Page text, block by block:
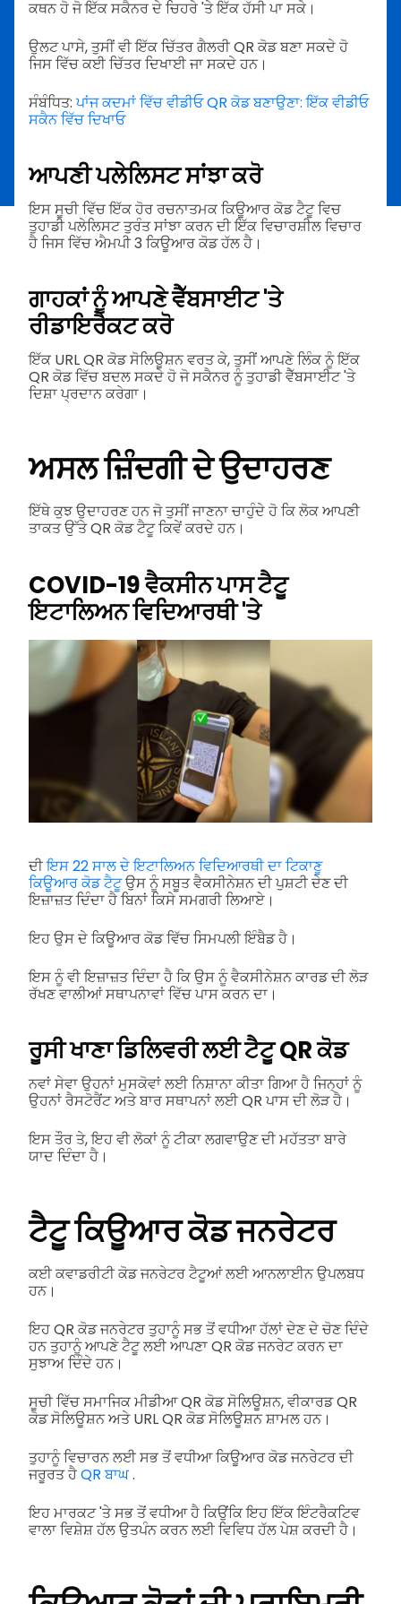
ਕਥਨ ਹੋ ਜੋ ਇੱਕ ਸਕੈਨਰ ਦੇ ਚਿਹਰੇ 'ਤੇ ਇੱਕ ਹੱਸੀ ਪਾ ਸਕੇ।
ਉਲਟ ਪਾਸੇ, ਤੁਸੀਂ ਵੀ ਇੱਕ ਚਿੱਤਰ ਗੈਲਰੀ QR ਕੋਡ ਬਣਾ ਸਕਦੇ ਹੋ
ਜਿਸ ਵਿੱਚ ਕਈ ਚਿੱਤਰ ਦਿਖਾਈ ਜਾ ਸਕਦੇ ਹਨ।
ਸੰਬੰਧਿਤ:ਪਾਂਜ ਕਦਮਾਂ ਵਿੱਚ ਵੀਡੀਓ QR ਕੋਡ ਬਣਾਉਣਾ: ਇੱਕ ਵੀਡੀਓ
ਸਕੈਨ ਵਿੱਚ ਦਿਖਾਓ
ਆਪਣੀ ਪਲੇਲਿਸਟ ਸਾਂਝਾ ਕਰੋ
ਇਸ ਸੂਚੀ ਵਿੱਚ ਇੱਕ ਹੋਰ ਰਚਨਾਤਮਕ ਕਿਊਆਰ ਕੋਡ ਟੈਟੂ ਵਿਚ
ਤੁਹਾਡੀ ਪਲੇਲਿਸਟ ਤੁਰੰਤ ਸਾਂਝਾ ਕਰਨ ਦੀ ਇੱਕ ਵਿਚਾਰਸ਼ੀਲ ਵਿਚਾਰ
ਹੈ ਜਿਸ ਵਿੱਚ ਐਮਪੀ 3 ਕਿਊਆਰ ਕੋਡ ਹੱਲ ਹੈ।
ਗਾਹਕਾਂ ਨੂੰ ਆਪਣੇ ਵੈੱਬਸਾਈਟ 'ਤੇ
ਰੀਡਾਇਰੈਕਟ ਕਰੋ
ਇੱਕ URL QR ਕੋਡ ਸੋਲਿਊਸ਼ਨ ਵਰਤ ਕੇ, ਤੁਸੀਂ ਆਪਣੇ ਲਿੰਕ ਨੂੰ ਇੱਕ
QR ਕੋਡ ਵਿੱਚ ਬਦਲ ਸਕਦੇ ਹੋ ਜੋ ਸਕੈਨਰ ਨੂੰ ਤੁਹਾਡੀ ਵੈੱਬਸਾਈਟ 'ਤੇ
ਦਿਸ਼ਾ ਪ੍ਰਦਾਨ ਕਰੇਗਾ।
ਅਸਲ ਜ਼ਿੰਦਗੀ ਦੇ ਉਦਾਹਰਣ
ਇੱਥੇ ਕੁਝ ਉਦਾਹਰਣ ਹਨ ਜੋ ਤੁਸੀਂ ਜਾਣਨਾ ਚਾਹੁੰਦੇ ਹੋ ਕਿ ਲੋਕ ਆਪਣੀ
ਤਾਕਤ ਉੱਤੇ QR ਕੋਡ ਟੈਟੂ ਕਿਵੇਂ ਕਰਦੇ ਹਨ।
COVID-19 ਵੈਕਸੀਨ ਪਾਸ ਟੈਟੂ
ਇਟਾਲਿਅਨ ਵਿਦਿਆਰਥੀ 'ਤੇ
ਦੀਇਸ 22 ਸਾਲ ਦੇ ਇਟਾਲਿਅਨ ਵਿਦਿਆਰਥੀ ਦਾ ਟਿਕਾਣੂ
ਕਿਊਆਰ ਕੋਡ ਟੈਟੂਉਸ ਨੂੰ ਸਬੂਤ ਵੈਕਸੀਨੇਸ਼ਨ ਦੀ ਪੁਸ਼ਟੀ ਦੇਣ ਦੀ
ਇਜ਼ਾਜ਼ਤ ਦਿੰਦਾ ਹੈ ਬਿਨਾਂ ਕਿਸੇ ਸਮਗਰੀ ਲਿਆਏ।
ਇਹ ਉਸ ਦੇ ਕਿਊਆਰ ਕੋਡ ਵਿੱਚ ਸਿਮਪਲੀ ਇੰਬੈਡ ਹੈ।
ਇਸ ਨੂੰ ਵੀ ਇਜ਼ਾਜ਼ਤ ਦਿੰਦਾ ਹੈ ਕਿ ਉਸ ਨੂੰ ਵੈਕਸੀਨੇਸ਼ਨ ਕਾਰਡ ਦੀ ਲੋੜ
ਰੱਖਣ ਵਾਲੀਆਂ ਸਥਾਪਨਾਵਾਂ ਵਿੱਚ ਪਾਸ ਕਰਨ ਦਾ।
ਰੂਸੀ ਖਾਣਾ ਡਿਲਿਵਰੀ ਲਈ ਟੈਟੂ QR ਕੋਡ
ਨਵਾਂ ਸੇਵਾ ਉਹਨਾਂ ਮੁਸਕੋਵਾਂ ਲਈ ਨਿਸ਼ਾਨਾ ਕੀਤਾ ਗਿਆ ਹੈ ਜਿਨ੍ਹਾਂ ਨੂੰ
ਉਹਨਾਂ ਰੈਸਟੋਰੈਂਟ ਅਤੇ ਬਾਰ ਸਥਾਪਨਾਂ ਲਈ QR ਪਾਸ ਦੀ ਲੋੜ ਹੈ।
ਇਸ ਤੌਰ ਤੇ, ਇਹ ਵੀ ਲੋਕਾਂ ਨੂੰ ਟੀਕਾ ਲਗਵਾਉਣ ਦੀ ਮਹੱਤਤਾ ਬਾਰੇ
ਯਾਦ ਦਿੰਦਾ ਹੈ।
ਟੈਟੂ ਕਿਊਆਰ ਕੋਡ ਜਨਰੇਟਰ
ਕਈ ਕਵਾਡਰੀਟੀ ਕੋਡ ਜਨਰੇਟਰ ਟੈਟੂਆਂ ਲਈ ਆਨਲਾਈਨ ਉਪਲਬਧ
ਹਨ।
ਇਹ QR ਕੋਡ ਜਨਰੇਟਰ ਤੁਹਾਨੂੰ ਸਭ ਤੋਂ ਵਧੀਆ ਹੱਲਾਂ ਦੇਣ ਦੇ ਚੋਣ ਦਿੰਦੇ
ਹਨ ਤੁਹਾਨੂੰ ਆਪਣੇ ਟੈਟੂ ਲਈ ਆਪਣਾ QR ਕੋਡ ਜਨਰੇਟ ਕਰਨ ਦਾ
ਸੁਝਾਅ ਦਿੰਦੇ ਹਨ।
ਸੂਚੀ ਵਿੱਚ ਸਮਾਜਿਕ ਮੀਡੀਆ QR ਕੋਡ ਸੋਲਿਊਸ਼ਨ, ਵੀਕਾਰਡ QR
ਕੋਡ ਸੋਲਿਊਸ਼ਨ ਅਤੇ URL QR ਕੋਡ ਸੋਲਿਊਸ਼ਨ ਸ਼ਾਮਲ ਹਨ।
ਤੁਹਾਨੂੰ ਵਿਚਾਰਨ ਲਈ ਸਭ ਤੋਂ ਵਧੀਆ ਕਿਊਆਰ ਕੋਡ ਜਨਰੇਟਰ ਦੀ
ਜਰੂਰਤ ਹੈQR ਬਾਘ.
ਇਹ ਮਾਰਕਟ 'ਤੇ ਸਭ ਤੋਂ ਵਧੀਆ ਹੈ ਕਿਉਂਕਿ ਇਹ ਇੱਕ ਇੰਟਰੈਕਟਿਵ
ਵਾਲਾ ਵਿਸ਼ੇਸ਼ ਹੱਲ ਉਤਪੰਨ ਕਰਨ ਲਈ ਵਿਵਿਧ ਹੱਲ ਪੇਸ਼ ਕਰਦੀ ਹੈ।